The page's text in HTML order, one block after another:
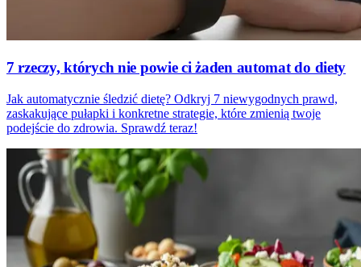
7 rzeczy, których nie powie ci żaden automat do diety
Jak automatycznie śledzić dietę? Odkryj 7 niewygodnych prawd,
zaskakujące pułapki i konkretne strategie, które zmienią twoje
podejście do zdrowia. Sprawdź teraz!